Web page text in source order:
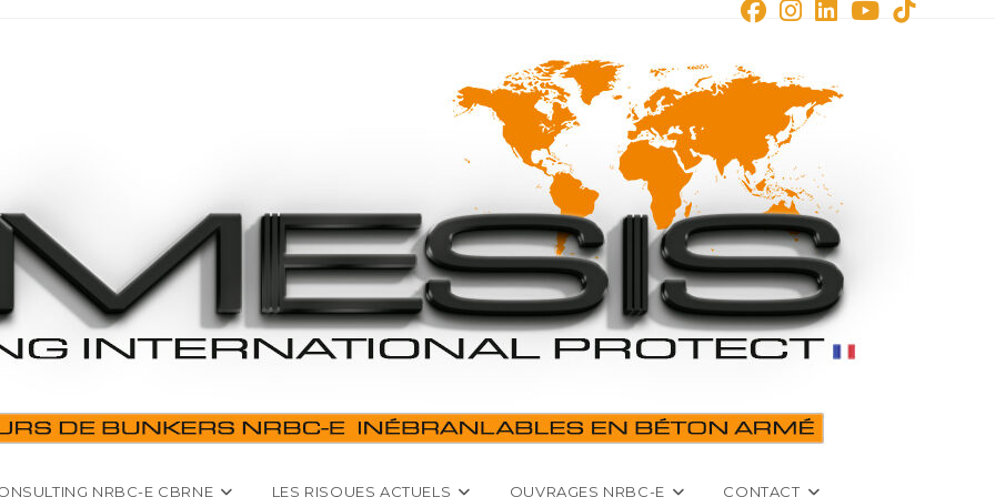
NRBC-E CBRNE LES RISQUES ACTUELS OUVRAGES NRBC-E CONTACT